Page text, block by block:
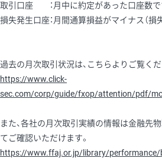
取引口座 ：月中に約定があった口座数で
損失発生口座：月間通算損益がマイナス（損
過去の月次取引状況は、こちらよりご覧くだ
https://www.click-
sec.com/corp/guide/fxop/attention/pdf/
また、各社の月次取引実績の情報は金融先
てご確認いただけます。
https://www.ffaj.or.jp/library/